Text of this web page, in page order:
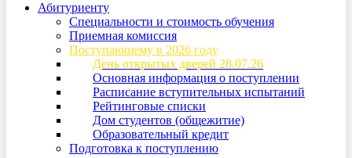
Абитуриенту
Специальности и стоимость обучения
Приемная комиссия
Поступающему в 2026 году
День открытых дверей 28.07.26
Основная информация о поступлении
Расписание вступительных испытаний
Рейтинговые списки
Дом студентов (общежитие)
Образовательный кредит
Подготовка к поступлению